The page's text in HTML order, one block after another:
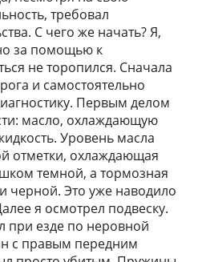
требовал
С чего же начать? Я,
за помощью к
не торопился. Сначала
и самостоятельно
Первым делом
масло, охлаждающую
Уровень масла
отметки, охлаждающая
темной, а тормозная
черной. Это уже наводило
я осмотрел подвеску.
при езде по неровной
с правым передним